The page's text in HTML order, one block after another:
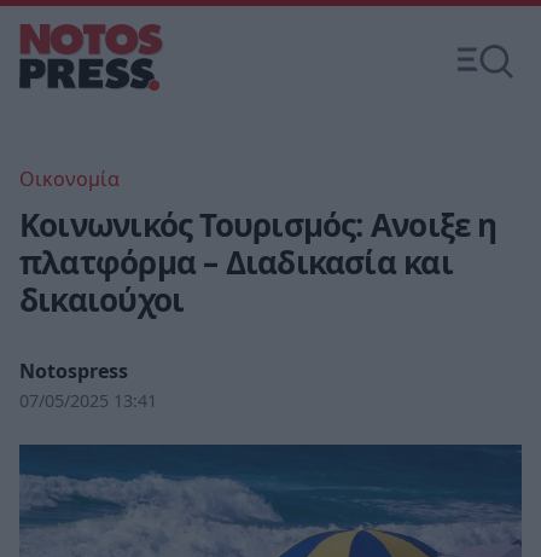
Οικονομία
Κοινωνικός Τουρισμός: Ανοιξε η
πλατφόρμα – Διαδικασία και
δικαιούχοι
Notospress
07/05/2025 13:41